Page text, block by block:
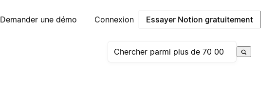
Demander une démo Connexion Essayer Notion gratuitement